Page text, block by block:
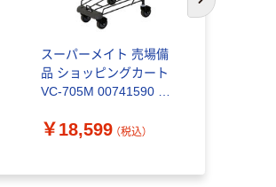
スーパーメイト 売場備
品 ショッピングカート
VC-705M 00741590 1
￥18,599 （税込）
次のスライド